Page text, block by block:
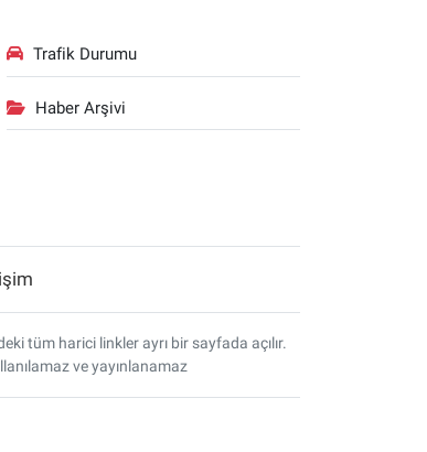
Trafik Durumu
Haber Arşivi
tüm harici linkler ayrı bir sayfada açılır.
ve yayınlanamaz